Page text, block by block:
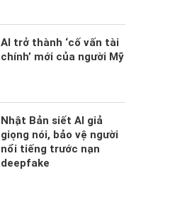
AI trở thành ‘cố vấn tài
chính’ mới của người Mỹ
Nhật Bản siết AI giả
giọng nói, bảo vệ người
nổi tiếng trước nạn
deepfake